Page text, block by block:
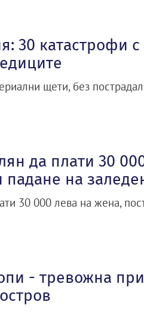
30 катастрофи
щети, без
да плати 30
на
30 000 лева на жена,
- тревожна